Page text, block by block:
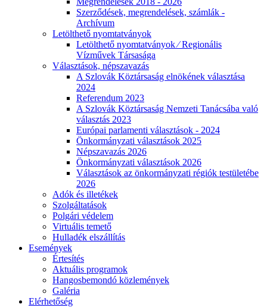
Szerződések, megrendelések, számlák -
Archívum
Letölthető nyomtatványok
Letölthető nyomtatványok ⁄ Regionális
Vízművek Társasága
Választások, népszavazás
A Szlovák Köztársaság elnökének választása
2024
Referendum 2023
A Szlovák Köztársaság Nemzeti Tanácsába való
választás 2023
Európai parlamenti választások - 2024
Önkormányzati választások 2025
Népszavazás 2026
Önkormányzati választások 2026
Választások az önkormányzati régiók testületébe
2026
Adók és illetékek
Szolgáltatások
Polgári védelem
Virtuális temető
Hulladék elszállítás
Események
Értesítés
Aktuális programok
Hangosbemondó közlemények
Galéria
Elérhetőség